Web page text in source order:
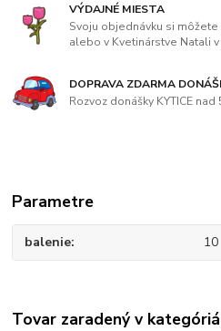
VÝDAJNÉ MIESTA
Svoju objednávku si môžete
alebo v Kvetinárstve Natali
DOPRAVA ZDARMA
Rozvoz donášky KYTICE nad
Parametre
balenie 10
Tovar zaradený v